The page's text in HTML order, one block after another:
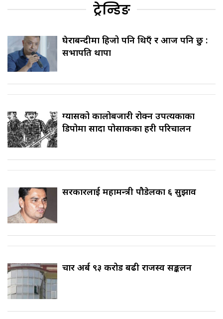
ट्रेन्डिङ
घेराबन्दीमा हिजो पनि थिएँ र आज पनि छु :
सभापति थापा
ग्यासको कालोबजारी रोक्न उपत्यकाका
डिपोमा सादा पोसाकका प्रहरी परिचालन
सरकारलाई महामन्त्री पौडेलका ६ सुझाव
चार अर्ब ९३ करोड बढी राजस्व सङ्कलन